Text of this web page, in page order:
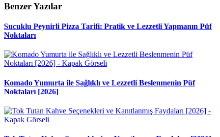
Benzer Yazılar
Sucuklu Peynirli Pizza Tarifi: Pratik ve Lezzetli Yapmanın Püf
Noktaları
Komado Yumurta ile Sağlıklı ve Lezzetli Beslenmenin Püf
Noktaları [2026]